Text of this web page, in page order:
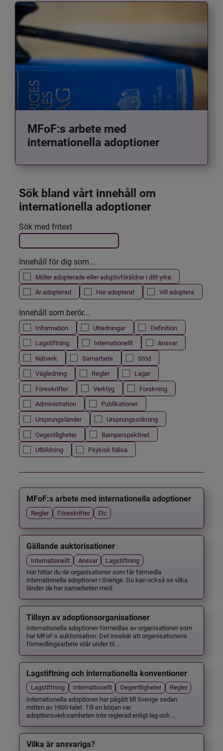
MFoF:s arbete med
internationella adoptioner
Sök bland vårt innehåll om
internationella adoptioner
Filtrera resultatet
Det här formuläret postas automatiskt
Sök med fritext
Innehåll för dig som...
Möter adopterade eller adoptivföräldrar i ditt yrke
Är adopterad
Har adopterat Vill adoptera
Innehåll som berör...
Information Utredningar
Definition
Lagstiftning
Internationellt
Ansvar
Nätverk
Samarbete
Stöd
Vägledning
Regler
Lagar
Föreskrifter
Verktyg
Forskning
Administration
Publikationer
Ursprungsländer
Ursprungssökning
Oegentligheter
Barnperspektivet
Utbildning
Psykisk hälsa
MFoF:s arbete med internationella adoptioner
Regler Föreskrifter Etc
Gällande auktorisationer
Internationellt Ansvar
Lagstiftning
Här hittar du de organisationer som får förmedla
internationella adoptioner i Sverige. Du kan också se vilka
länder de har samarbeten med.
Tillsyn av adoptionsorganisationer
Internationella adoptioner förmedlas av organisationer som
har MFoF:s auktorisation. Det innebär att organisationens
förmedlingsarbete står under til...
Lagstiftning och internationella konventioner
Lagstiftning Internationellt Oegentligheter
Regler
Internationella adoptioner har pågått till Sverige sedan
mitten av 1900-talet. Till en början var
adoptionsverksamheten inte reglerad enligt lag och ...
Vilka är ansvariga?